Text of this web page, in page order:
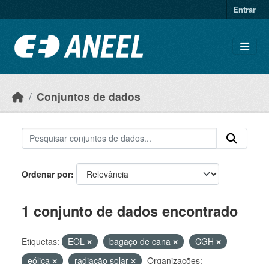
Entrar
Conjuntos de dados
Ordenar por
1 conjunto de dados encontrado
Etiquetas: EOL bagaço de cana
CGH
eólica
radiação solar
Organizações: